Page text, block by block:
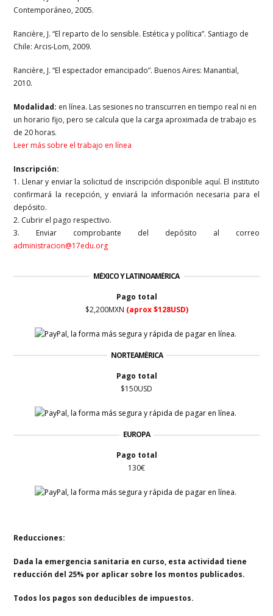
Contemporáneo, 2005.
Rancière, J. “El reparto de lo sensible. Estética y política”. Santiago de
Chile: Arcis-Lom, 2009.
Rancière, J. “El espectador emancipado”. Buenos Aires: Manantial,
2010.
Modalidad: en línea. Las sesiones no transcurren en tiempo real ni en
un horario fijo, pero se calcula que la carga aproximada de trabajo es
de 20 horas.
Leer más sobre el trabajo en línea
Inscripción:
1. Llenar y enviar la solicitud de inscripción disponible aquí. El instituto
confirmará la recepción, y enviará la información necesaria para el
depósito.
2. Cubrir el pago respectivo.
3. Enviar comprobante del depósito al correo
administracion@17edu.org
MÉXICO Y LATINOAMÉRICA
Pago total
$2,200MXN (aprox $128USD)
NORTEAMÉRICA
Pago total
$150USD
EUROPA
Pago total
130€
Reducciones:
Dada la emergencia sanitaria en curso, esta actividad tiene
reducción del 25% por aplicar sobre los montos publicados.
Todos los pagos son deducibles de impuestos.